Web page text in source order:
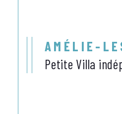
AMÉLIE-
Petite Villa